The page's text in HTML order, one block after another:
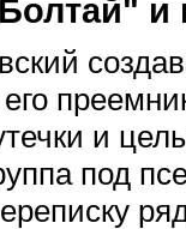
и
и
под